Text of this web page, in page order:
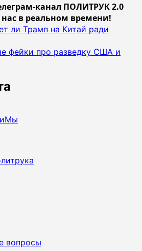
канал ПОЛИТРУК 2.0
в реальном времени!
ли Трамп на Китай ради
фейки про разведку США и
вопросы